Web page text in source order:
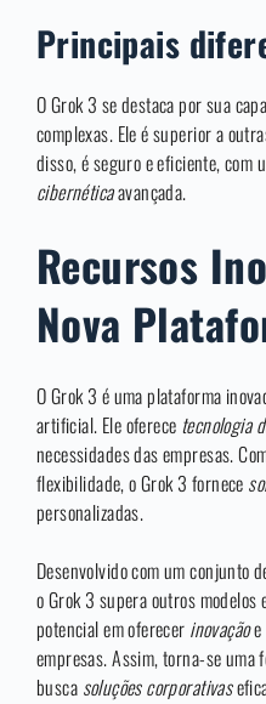
Principais
O Grok 3 se destaca por sua
complexas. Ele é superior a
disso, é seguro e eficiente, com
cibernéticaavançada.
Recursos
Nova
O Grok 3 é uma plataforma
artificial. Ele oferece tecnologia
necessidades das empresas.
flexibilidade, o Grok 3 fornece
personalizadas.
Desenvolvido com um conjunto
o Grok 3 supera outros
potencial em oferecer inovaçãoe
empresas. Assim, torna-se uma
busca soluções corporativas